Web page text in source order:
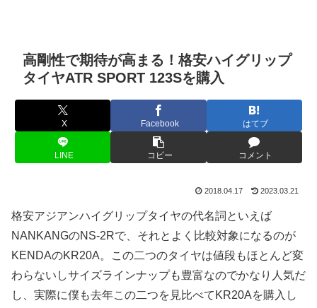
高剛性で期待が高まる！格安ハイグリップ
タイヤATR SPORT 123Sを購入
X Facebook はてブ
LINE コピー コメント
2018.04.17 2023.03.21
格安アジアンハイグリップタイヤの代名詞といえば
NANKANGのNS-2Rで、それとよく比較対象になるのが
KENDAのKR20A。この二つのタイヤは値段もほとんど変
わらないしサイズラインナップも豊富なのでかなり人気だ
し、実際に僕も去年この二つを見比べてKR20Aを購入し